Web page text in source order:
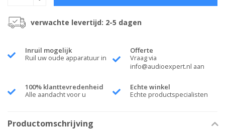
verwachte levertijd: 2-5 dagen
Inruil mogelijk
Ruil uw oude apparatuur in
Offerte
Vraag via
info@audioexpert.nl aan
100% klanttevredenheid
Alle aandacht voor u
Echte winkel
Echte productspecialisten
Productomschrijving